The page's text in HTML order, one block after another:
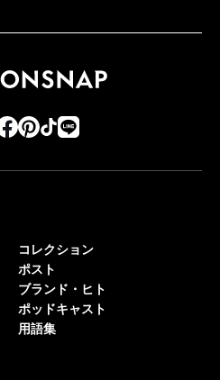
コレクション
ポスト
ブランド・ヒト
ポッドキャスト
用語集